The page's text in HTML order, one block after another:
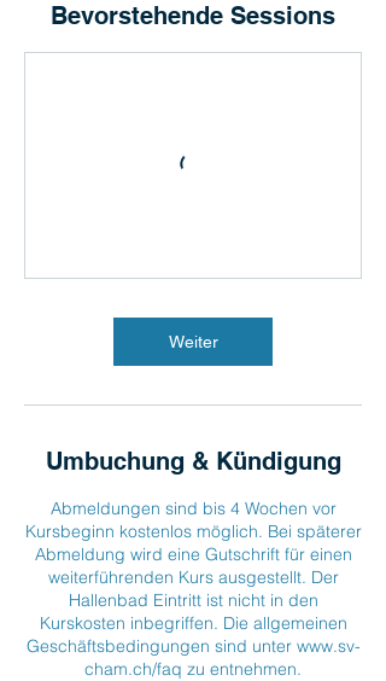
Bevorstehende Sessions
Weiter
Umbuchung & Kündigung
Abmeldungen sind bis 4 Wochen vor
Kursbeginn kostenlos möglich. Bei späterer
Abmeldung wird eine Gutschrift für einen
weiterführenden Kurs ausgestellt. Der
Hallenbad Eintritt ist nicht in den
Kurskosten inbegriffen. Die allgemeinen
Geschäftsbedingungen sind unter www.sv-
cham.ch/faq zu entnehmen.